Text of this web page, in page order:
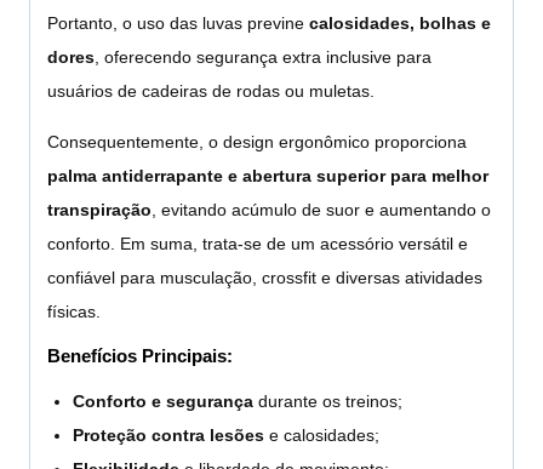
Portanto, o uso das luvas previne calosidades, bolhas e
dores , oferecendo segurança extra inclusive para
usuários de cadeiras de rodas ou muletas.
Consequentemente, o design ergonômico proporciona
palma antiderrapante e abertura superior para melhor
transpiração , evitando acúmulo de suor e aumentando o
conforto. Em suma, trata-se de um acessório versátil e
confiável para musculação, crossfit e diversas atividades
físicas.
Benefícios Principais:
Conforto e segurança durante os treinos;
Proteção contra lesões e calosidades;